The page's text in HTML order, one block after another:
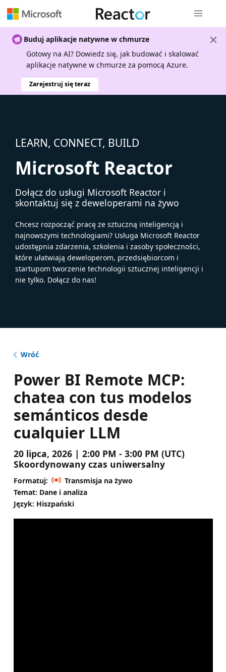
Buduj aplikacje natywne w chmurze
Gotowy na AI? Dowiedz się, jak budować i skalować
aplikacje natywne w chmurze za pomocą Azure.
Zarejestruj się teraz
LEARN, CONNECT, BUILD
Microsoft Reactor
Dołącz do usługi Microsoft Reactor i
skontaktuj się z deweloperami na żywo
Chcesz rozpocząć pracę ze sztuczną inteligencją i
najnowszymi technologiami? Usługa Microsoft Reactor
udostępnia zdarzenia, szkolenia i zasoby społeczności,
które ułatwiają deweloperom, przedsiębiorcom i
startupom tworzenie technologii sztucznej inteligencji i
nie tylko. Dołącz do nas!
Wróć
Power BI Remote MCP:
chatea con tus modelos
semánticos desde
cualquier LLM
20 lipca, 2026 | 2:00 PM - 3:00 PM (UTC)
Skoordynowany czas uniwersalny
Formatuj:
Transmisja na żywo
Temat: Dane i analiza
Język: Hiszpański